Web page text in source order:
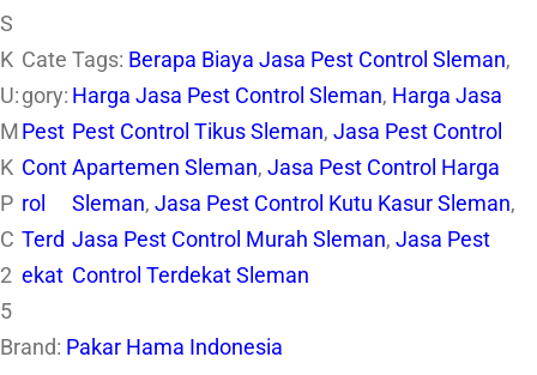
a
n
t
i
t
a
s
J
a
s
S
K
U:
M
K
P
C
2
5
Cate
gory:
Pest
Cont
rol
Terd
ekat
Tags: Berapa Biaya Jasa Pest Control Sleman,
Harga Jasa Pest Control Sleman, Harga Jasa
Pest Control Tikus Sleman, Jasa Pest Control
Apartemen Sleman, Jasa Pest Control Harga
Sleman, Jasa Pest Control Kutu Kasur Sleman,
Jasa Pest Control Murah Sleman, Jasa Pest
Control Terdekat Sleman
Brand: Pakar Hama Indonesia